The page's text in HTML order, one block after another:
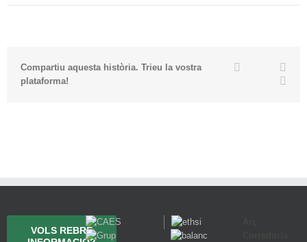
Compartiu aquesta història. Trieu la vostra
plataforma!
Facebook
Twitter
VOLS REBRE